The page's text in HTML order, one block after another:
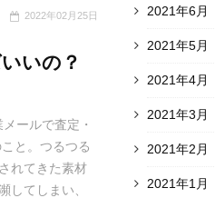
2022年02月25日
いの？
ールで査定・
と。つるつる
れてきた素材
してしまい、
2021年6月
2021年5月
2021年4月
2021年3月
2021年2月
2021年1月